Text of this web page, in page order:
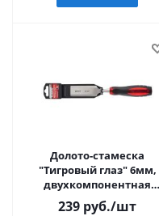
Долото-стамеска
"Тигровый глаз" 6мм,
двухкомпонентная
обрезин. ручка "MATRIX"
239 руб./шт